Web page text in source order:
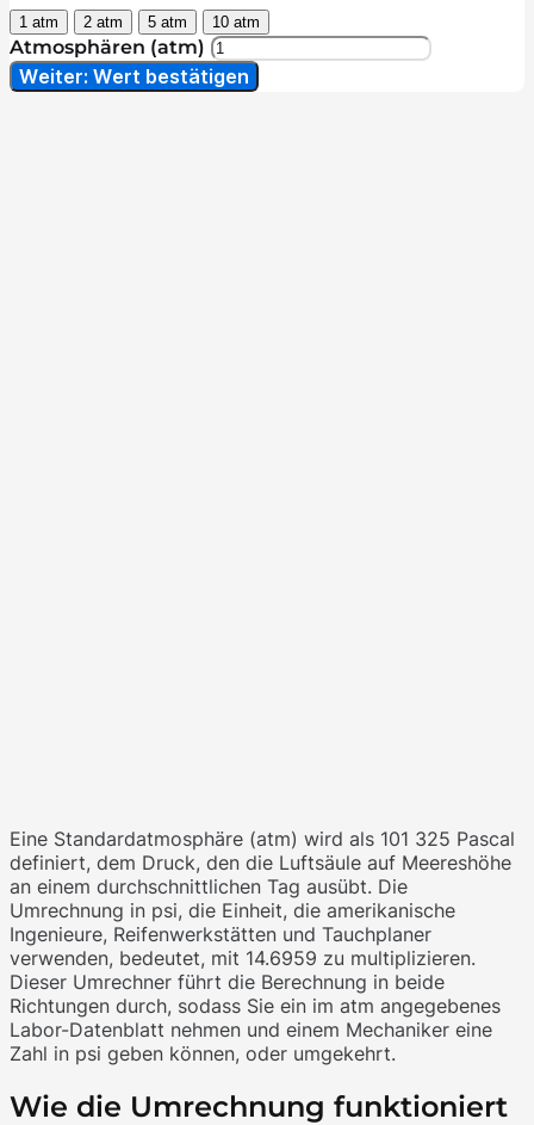
1 atm 2 atm 5 atm 10 atm
Atmosphären (atm)
Weiter: Wert bestätigen
Eine Standardatmosphäre (atm) wird als 101 325 Pascal
definiert, dem Druck, den die Luftsäule auf Meereshöhe
an einem durchschnittlichen Tag ausübt. Die
Umrechnung in psi, die Einheit, die amerikanische
Ingenieure, Reifenwerkstätten und Tauchplaner
verwenden, bedeutet, mit 14.6959 zu multiplizieren.
Dieser Umrechner führt die Berechnung in beide
Richtungen durch, sodass Sie ein im atm angegebenes
Labor-Datenblatt nehmen und einem Mechaniker eine
Zahl in psi geben können, oder umgekehrt.
Wie die Umrechnung funktioniert